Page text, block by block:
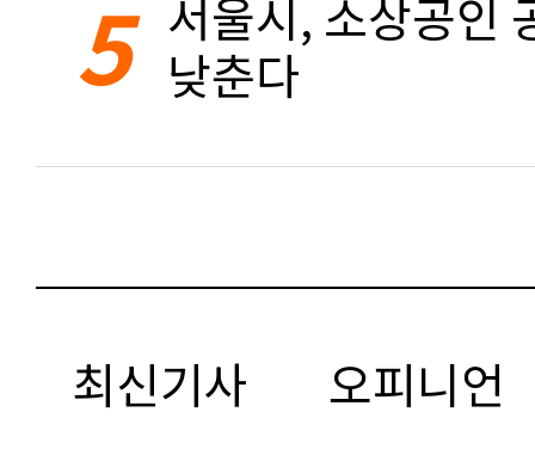
5 서울시, 소상공인
낮춘다
최신기사
오피니언